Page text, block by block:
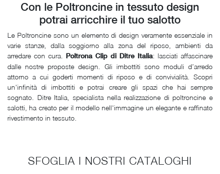
Con le Poltroncine in tessuto design
potrai arricchire il tuo salotto
Le Poltroncine sono un elemento di design veramente essenziale in
varie stanze, dalla soggiorno alla zona del riposo, ambienti da
arredare con cura. Poltrona Clip di Ditre Italia: lasciati affascinare
dalle nostre proposte design. Gli imbottiti sono moduli d’arredo
attorno a cui goderti momenti di riposo e di convivialità. Scopri
un'infinità di imbottiti e potrai creare gli spazi che hai sempre
sognato. Ditre Italia, specialista nella realizzazione di poltroncine e
salotti, ha creato per il modello nell'immagine un elegante e raffinato
rivestimento in tessuto.
SFOGLIA I NOSTRI CATALOGHI